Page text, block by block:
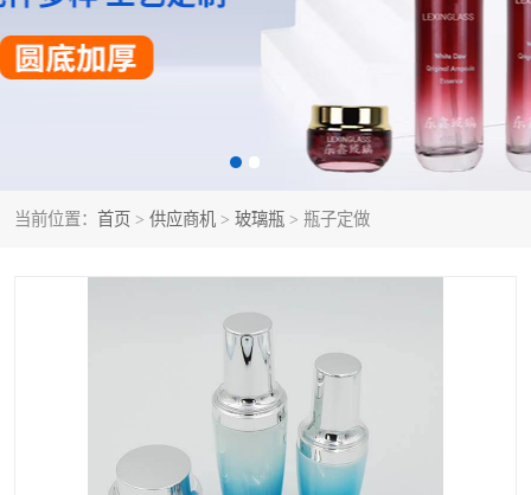
当前位置： 首页 > 供应商机 > 玻璃瓶 > 瓶子定做